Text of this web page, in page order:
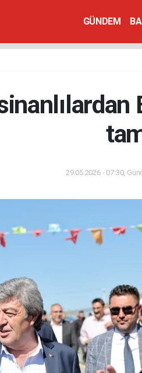
GÜNDEM
29.05.2026 - 07:30,